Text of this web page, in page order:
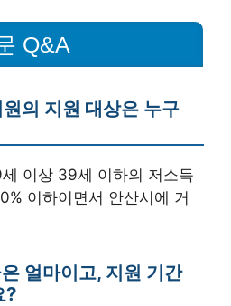
Q&A
의 지원 대상은 누구
이상 39세 이하의 저소득
이하이면서 안산시에 거
얼마이고, 지원 기간
?